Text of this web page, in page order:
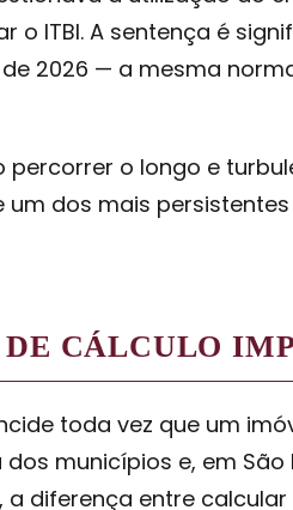
o ITBI. A sentença é
de 2026 — a mesma
o longo e
dos mais
CÁLCULO
toda vez que um
municípios e, em São
a diferença entre